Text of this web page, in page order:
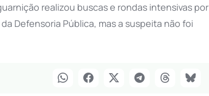
realizou buscas e rondas intensivas por
Defensoria Pública, mas a suspeita não foi